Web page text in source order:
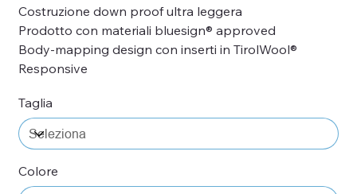
Costruzione down proof ultra leggera
Prodotto con materiali bluesign® approved
Body-mapping design con inserti in TirolWool®
Responsive
Taglia
Colore